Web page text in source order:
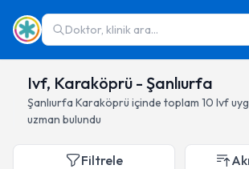
Doktor, klinik ara...
Ivf, Karaköprü - Şanlıurfa
Şanlıurfa Karaköprü içinde toplam 10 Ivf
uzman bulundu
Filtrele